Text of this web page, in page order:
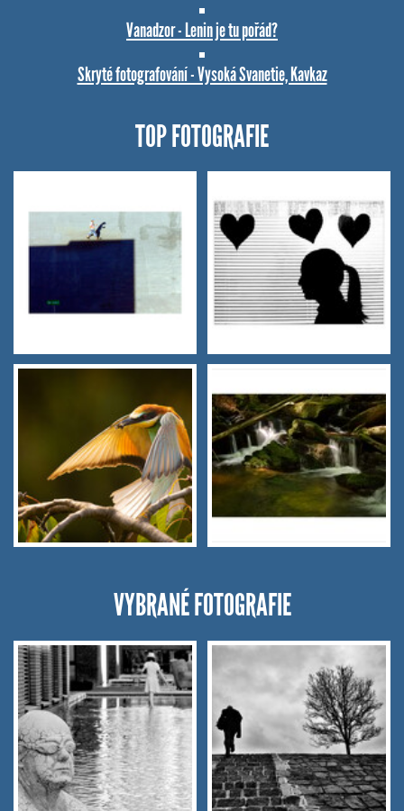
Vanadzor - Lenin je tu pořád?
Skryté fotografování - Vysoká Svanetie, Kavkaz
TOP FOTOGRAFIE
VYBRANÉ FOTOGRAFIE